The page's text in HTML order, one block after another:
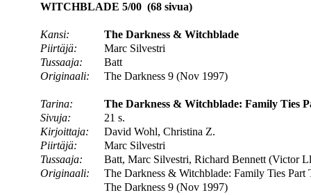
WITCHBLADE 5/00 (68 sivua)
Kansi:
The Darkness & Witchblade
Piirtäjä:
Marc Silvestri
Tussaaja:
Batt
Originaali:
The Darkness 9 (Nov 1997)
Tarina:
The Darkness & Witchblade: Family Ties
Sivuja:
21 s.
Kirjoittaja:
David Wohl, Christina Z.
Piirtäjä:
Marc Silvestri
Tussaaja:
Batt, Marc Silvestri, Richard Bennett (Victor
Originaali:
The Darkness & Witchblade: Family Ties Part
The Darkness 9 (Nov 1997)